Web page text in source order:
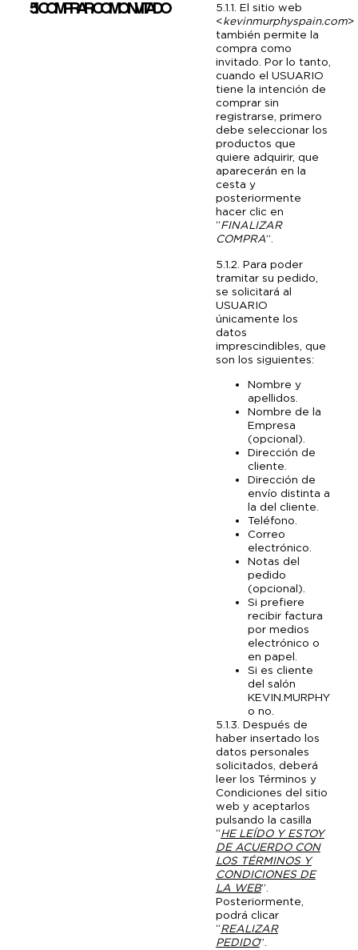
5.1 COMPRAR COMO INVITADO
5.1.1. El sitio web
<kevinmurphyspain.com>
también permite la
compra como
invitado. Por lo tanto,
cuando el USUARIO
tiene la intención de
comprar sin
registrarse, primero
debe seleccionar los
productos que
quiere adquirir, que
aparecerán en la
cesta y
posteriormente
hacer clic en
“FINALIZAR
COMPRA”.
5.1.2. Para poder
tramitar su pedido,
se solicitará al
USUARIO
únicamente los
datos
imprescindibles, que
son los siguientes:
Nombre y
apellidos.
Nombre de la
Empresa
(opcional).
Dirección de
cliente.
Dirección de
envío distinta a
la del cliente.
Teléfono.
Correo
electrónico.
Notas del
pedido
(opcional).
Si prefiere
recibir factura
por medios
electrónico o
en papel.
Si es cliente
del salón
KEVIN.MURPHY
o no.
5.1.3. Después de
haber insertado los
datos personales
solicitados, deberá
leer los Términos y
Condiciones del sitio
web y aceptarlos
pulsando la casilla
“HE LEÍDO Y ESTOY
DE ACUERDO CON
LOS TÉRMINOS Y
CONDICIONES DE
LA WEB”.
Posteriormente,
podrá clicar
“REALIZAR
PEDIDO”.